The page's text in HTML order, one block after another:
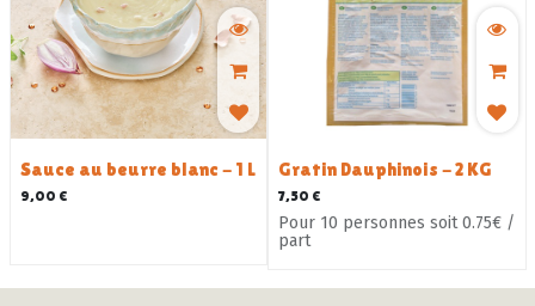
Sauce au beurre blanc - 1 L
9,00 €
Gratin Dauphinois - 2 KG
7,50 €
Pour 10 personnes soit 0.75€ /
part